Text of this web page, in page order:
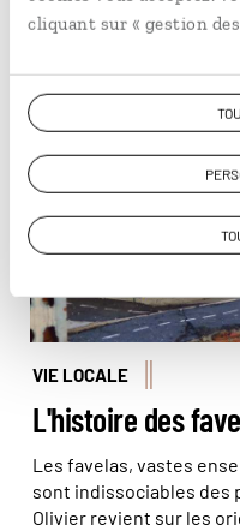
cliquant sur « gestion
retrouve tout son
Représentation
Olivier Bodart (@beatit!)
VIE LOCALE
L'histoire des
Les favelas, vastes
sont indissociables des
Olivier revient sur les